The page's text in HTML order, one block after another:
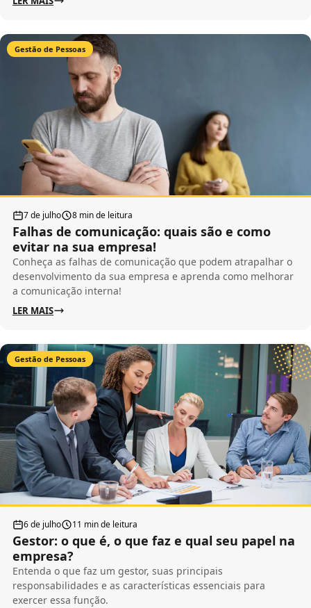
Gestão de Pessoas
7 de julho 8 min de leitura
Falhas de comunicação: quais são e como
evitar na sua empresa!
Conheça as falhas de comunicação que podem atrapalhar o
desenvolvimento da sua empresa e aprenda como melhorar
a comunicação interna!
LER MAIS
Gestão de Pessoas
6 de julho 11 min de leitura
Gestor: o que é, o que faz e qual seu papel na
empresa?
Entenda o que faz um gestor, suas principais
responsabilidades e as características essenciais para
exercer essa função.